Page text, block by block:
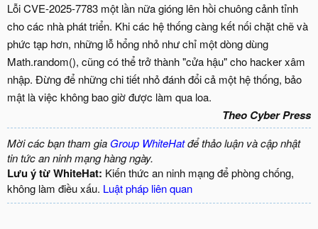
Lỗi CVE-2025-7783 một lần nữa gióng lên hồi chuông cảnh tỉnh
cho các nhà phát triển. Khi các hệ thống càng kết nối chặt chẽ và
phức tạp hơn, những lỗ hổng nhỏ như chỉ một dòng dùng
Math.random(), cũng có thể trở thành "cửa hậu" cho hacker xâm
nhập. Đừng để những chi tiết nhỏ đánh đổi cả một hệ thống, bảo
mật là việc không bao giờ được làm qua loa.
Theo Cyber Press
Mời các bạn tham gia Group WhiteHatđể thảo luận và cập nhật
tin tức an ninh mạng hàng ngày.
Lưu ý từ WhiteHat: Kiến thức an ninh mạng để phòng chống,
không làm điều xấu. Luật pháp liên quan